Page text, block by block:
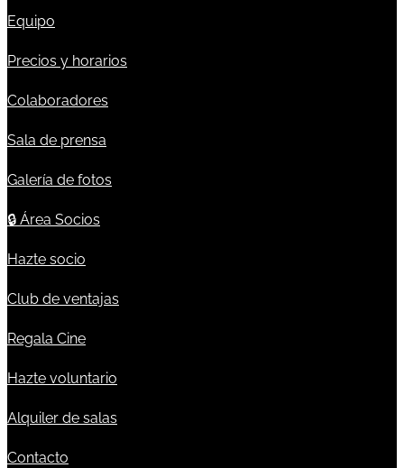
Equipo
Precios y horarios
Colaboradores
Sala de prensa
Galería de fotos
🔒 Área Socios
Hazte socio
Club de ventajas
Regala Cine
Hazte voluntario
Alquiler de salas
Contacto